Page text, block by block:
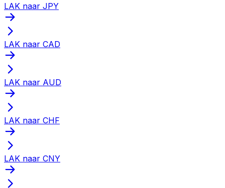
LAK naar JPY
LAK naar CAD
LAK naar AUD
LAK naar CHF
LAK naar CNY